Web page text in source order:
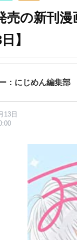
売の新刊
】
：にじめん編集部
13日